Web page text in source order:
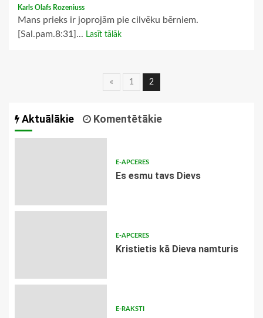
Karls Olafs Rozeniuss
Mans prieks ir joprojām pie cilvēku bērniem.
[Sal.pam.8:31]... Lasīt tālāk
Ziņu
« 1 2
Aktuālākie Komentētākie
E-APCERES
Es esmu tavs Dievs
E-APCERES
Kristietis kā Dieva namturis
E-RAKSTI